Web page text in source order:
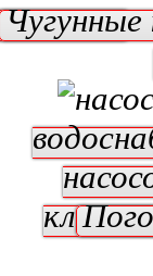
Чугунные